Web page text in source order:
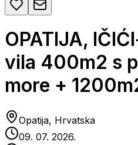
OPATIJA,
vila 400m2 s
more +
Opatija, Hrvatska
09. 07. 2026.